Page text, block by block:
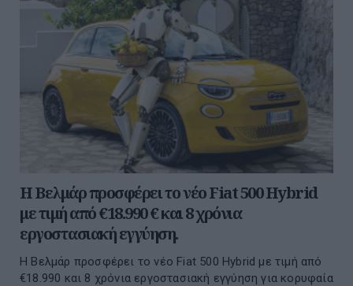
Η Βελμάρ προσφέρει τo νέο Fiat 500 Hybrid
με τιμή από €18.990 € και 8 χρόνια
εργοστασιακή εγγύηση.
Η Βελμάρ προσφέρει το νέο Fiat 500 Hybrid με τιμή από
€18.990 και 8 χρόνια εργοστασιακή εγγύηση για κορυφαία